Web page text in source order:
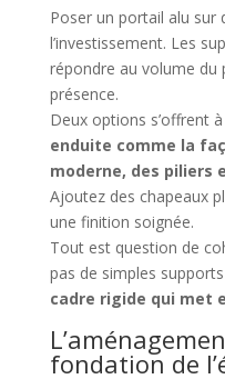
Poser un portail alu sur
l’investissement. Les
répondre au volume du
présence.
Deux options s’offrent
enduite comme la
moderne, des piliers
Ajoutez des chapeaux
une finition soignée.
Tout est question de
pas de simples
cadre rigide qui met
fondation de